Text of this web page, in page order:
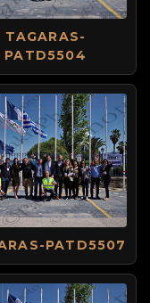
TAGARAS-
PATD5504
PATD5507